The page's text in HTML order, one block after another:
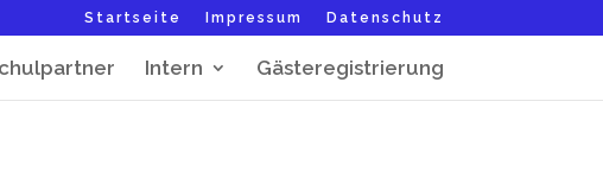
Startseite Impressum Datenschutz
Intern Gästeregistrierung